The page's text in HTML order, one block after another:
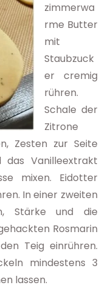
zimmerwa
rme Butter
mit
Staubzuck
er cremig
rühren.
Schale der
Zitrone
Zesten zur Seite
das Vanilleextrakt
mixen. Eidotter
In einer zweiten
Stärke und die
Rosmarin
Teig einrühren.
mindestens 3
lassen.